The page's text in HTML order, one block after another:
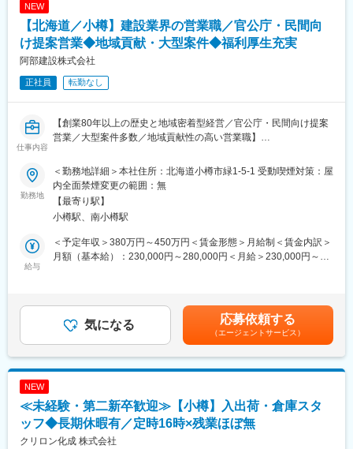
・入札対応
・見積書の確認
・社内の施工管理担当との調整
・契約から引き渡しまでの各種対応
案件は数千万円～数億円規模のものも多く、経営層や官公庁担当
■お任せしたい役割
・営業部門のマネジメント・組織運営
・営業メンバーの育成・案件管理
・重要顧客（官公庁・民間企業）への営業活動
・将来的な営業部全体のマネジメント
■主な取引先
・官公庁
・民間企業 など
・飛び込み営業はなし
・新規顧客は、既存顧客からのご紹介およびホームページ経由の
・官公庁・民間案件の割合は半々程度
営業部は3名体制（男性2名・女性1名）
■魅力：
NEW
【北海道／小樽】建設業界の営業職／官公庁・民間向
け提案営業◆地域貢献・大型案件◆福利厚生充実
阿部建設株式会社
正社員 転勤なし
仕事内容
【創業80年以上の歴史と地域密着型経営／官公庁・民間向け提案
営業／大型案件多数／地域貢献性の高い営業職】
土木・建築工事を中心に不動産事業や建築資材販売も展開する総
合建設会社である同社にて営業職として、官公庁や民間企業に対
する建築・土木工事の提案営業を担当いただきます。
■業務詳細
・官公庁・民間企業への建築・土木工事の提案営業
・既存顧客との関係構築・フォロー
・案件情報の収集
・社内の施工管理担当との打ち合わせ・調整
・契約から工事完了までの各種対応
案件は数千万円～数億円規模のものも多く、経営層や官公庁担当
・民間企業 など
※官公庁・民間企業の両方を担当でき、幅広い営業経験を積めま
す。
勤務地
＜勤務地詳細＞本社住所：北海道小樽市緑1-5-1 受動喫煙対策：屋
内全面禁煙変更の範囲：無
【最寄り駅】
小樽駅、南小樽駅
給与
＜予定年収＞380万円～450万円＜賃金形態＞月給制＜賃金内訳＞
月額（基本給）：230,000円～280,000円＜月給＞230,000円～
可能性があります。月給(月額)は固定手当を含めた表記です。
気になる 応募依頼する
（エージェントサービス）
NEW
≪未経験・第二新卒歓迎≫【小樽】入出荷・倉庫スタ
ッフ◆長期休暇有／定時16時×残業ほぼ無
クリロン化成 株式会社